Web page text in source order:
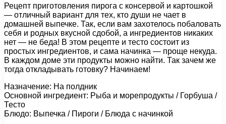
Рецепт приготовления пирога с консервой и картошкой
— отличный вариант для тех, кто души не чает в
домашней выпечке. Так, если вам захотелось побаловать
себя и родных вкусной сдобой, а ингредиентов никаких
нет — не беда! В этом рецепте и тесто состоит из
простых ингредиентов, и сама начинка — проще некуда.
В каждом доме эти продукты можно найти. Так зачем же
тогда откладывать готовку? Начинаем!
Назначение: На полдник
Основной ингредиент: Рыба и морепродукты / Горбуша /
Тесто
Блюдо: Выпечка / Пироги / Блюда с начинкой